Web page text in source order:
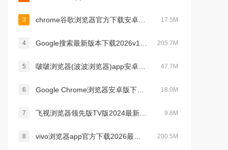
3 17.5M
4 205.7M
5 47.7M
6 18.0M
7 9.8M
8 200.5M